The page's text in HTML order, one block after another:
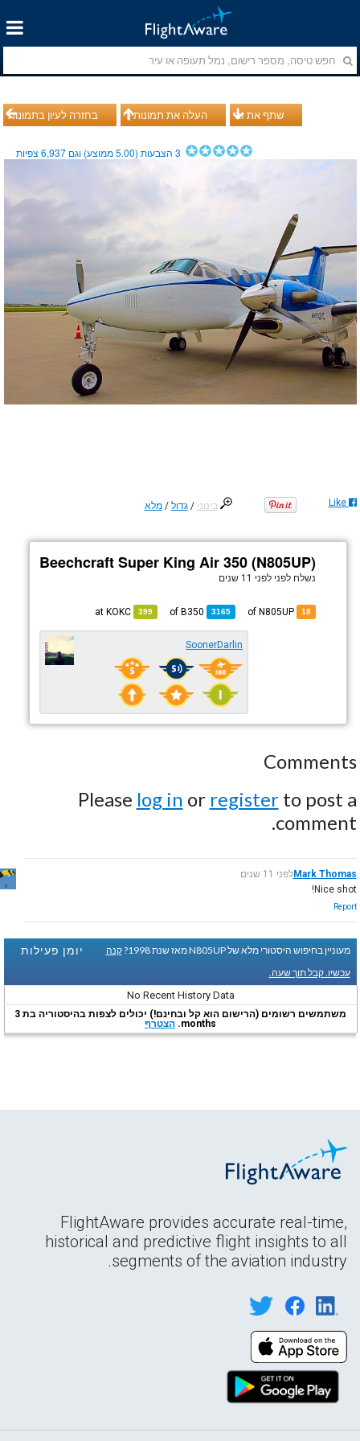
בחזרה לעיון בתמונות העלה את תמונותיך שתף את זה
3הצבעות (5.00ממוצע) וגם 6,937צפיות
בינוני /גדול /מלא Like
Beechcraft Super King Air 350 (N805UP)
נשלח לפני לפני 11 שנים
18
3165
B350
399
KOKC
SoonerDarlin
Comments
Please log in or registerto post a
comment.
Mark Thomasלפני 11 שנים
Nice shot!
Report
יומן פעילות מעוניין בחיפוש היסטורי מלא של N805UP מאז שנת 1998?
קנה
עכשיו. קבל תוך שעה.
No Recent History Data
משתמשים רשומים (הרישום הוא קל ובחינם!) יכולים לצפות בהיסטוריה בת 3
months. הצטרף
FlightAware provides accurate real-time,
historical and predictive flight insights to all
segments of the aviation industry.